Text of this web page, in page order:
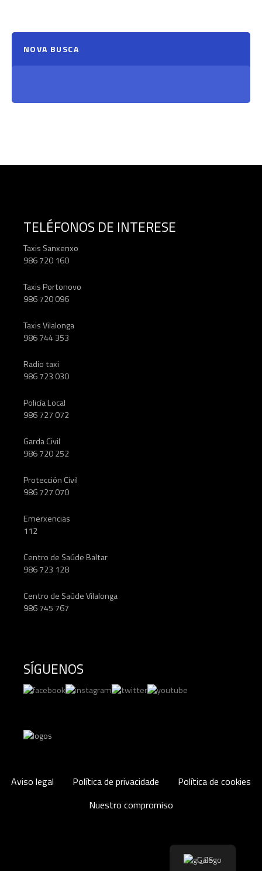
NOVA BUSCA
TELÉFONOS DE INTERESE
Taxis Sanxenxo
986 720 160
Taxis Portonovo
986 720 096
Taxis Vilalonga
986 744 353
Radio taxi
986 723 030
Policía Local
986 727 072
Garda Civil
986 720 252
Protección Civil
986 727 070
Emerxencias
112
Centro de Saúde Baltar
986 723 128
Centro de Saúde Vilalonga
986 745 767
SÍGUENOS
Aviso legal Política de privacidade
Política de cookies
Nuestro compromiso
Galego